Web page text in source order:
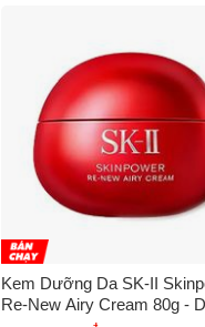
Kem Dưỡng Da SK-II
Re-New Airy Cream 80g -